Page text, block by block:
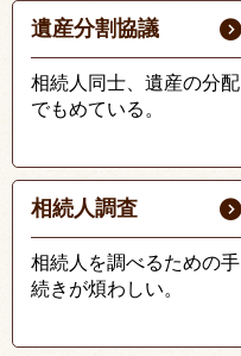
遺産分割協議
相続人同士、遺産の分配
でもめている。
相続人調査
相続人を調べるための手
続きが煩わしい。